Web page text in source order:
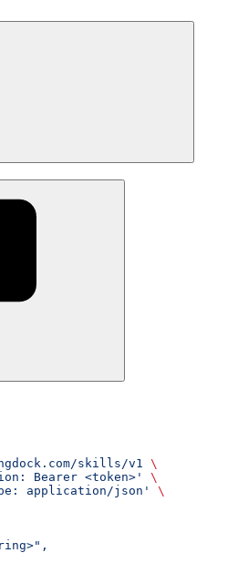
skills/v1
\
Bearer <token>'
\
application/json'
\